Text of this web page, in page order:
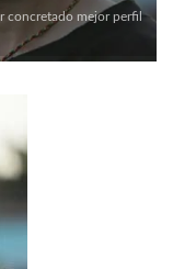
concretado mejor perfil